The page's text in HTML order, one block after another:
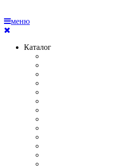
меню
Каталог